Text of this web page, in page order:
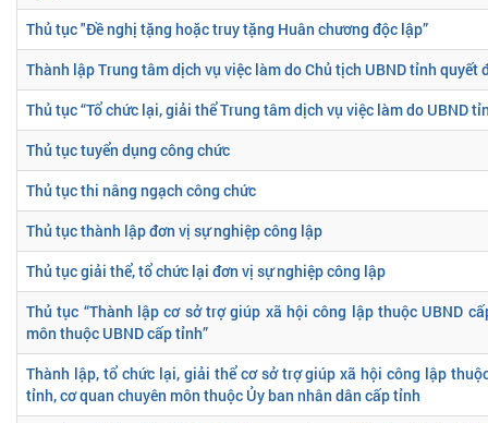
Thủ tục "Đề nghị tặng hoặc truy tặng Huân chương độc lập”
Thành lập Trung tâm dịch vụ việc làm do Chủ tịch UBND tỉnh quyết
Thủ tục “Tổ chức lại, giải thể Trung tâm dịch vụ việc làm do UBND
Thủ tục tuyển dụng công chức
Thủ tục thi nâng ngạch công chức
Thủ tục thành lập đơn vị sự nghiệp công lập
Thủ tục giải thể, tổ chức lại đơn vị sự nghiệp công lập
Thủ tục “Thành lập cơ sở trợ giúp xã hội công lập thuộc UBND
môn thuộc UBND cấp tỉnh”
Thành lập, tổ chức lại, giải thể cơ sở trợ giúp xã hội công lập
tỉnh, cơ quan chuyên môn thuộc Ủy ban nhân dân cấp tỉnh